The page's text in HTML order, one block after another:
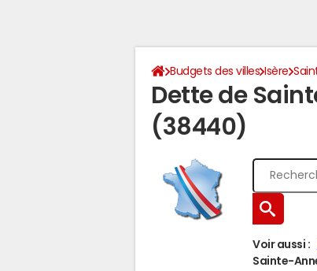
Budgets des villes Isère
Dette de
(38440)
Voir aussi :
Sainte-